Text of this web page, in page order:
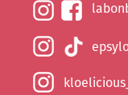
kloelicious_